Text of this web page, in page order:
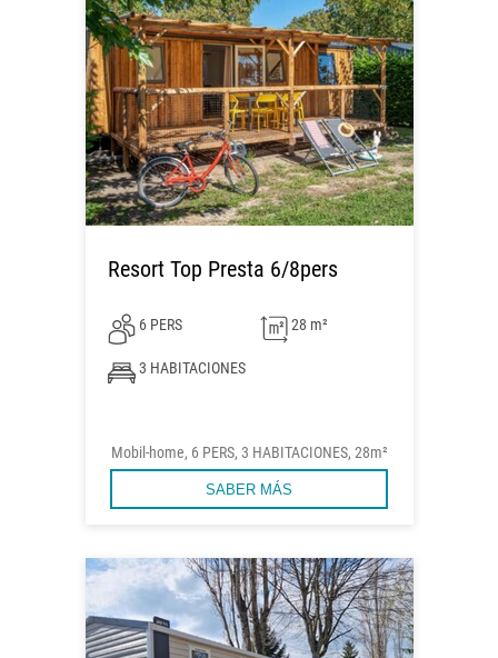
Resort Top Presta 6/8pers
6 PERS 28 m²
3 HABITACIONES
Mobil-home, 6 PERS, 3 HABITACIONES, 28m²
SABER MÁS